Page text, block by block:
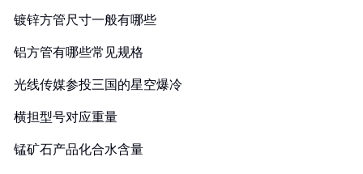
镀锌方管尺寸一般有哪些
铝方管有哪些常见规格
光线传媒参投三国的星空爆冷
横担型号对应重量
锰矿石产品化合水含量